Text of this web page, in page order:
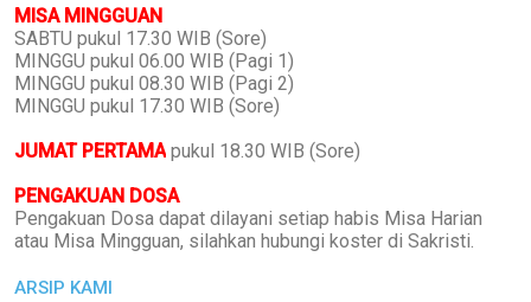
MISA MINGGUAN
SABTU pukul 17.30 WIB (Sore)
MINGGU pukul 06.00 WIB (Pagi 1)
MINGGU pukul 08.30 WIB (Pagi 2)
MINGGU pukul 17.30 WIB (Sore)
JUMAT PERTAMA pukul 18.30 WIB (Sore)
PENGAKUAN DOSA
Pengakuan Dosa dapat dilayani setiap habis Misa Harian
atau Misa Mingguan, silahkan hubungi koster di Sakristi.
ARSIP KAMI